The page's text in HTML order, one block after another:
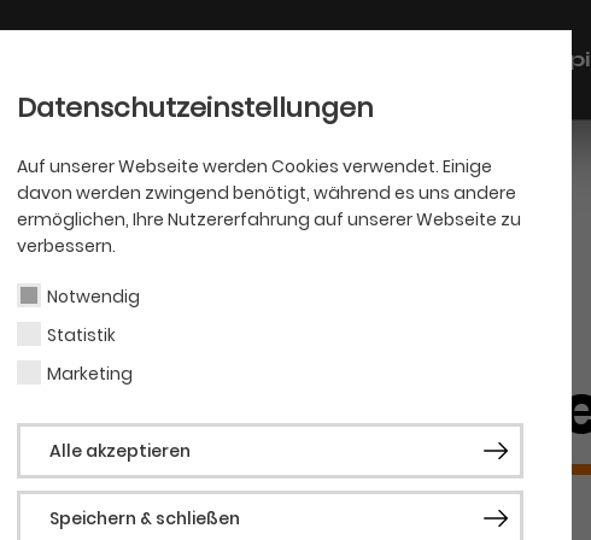
Datenschutzeinstellungen
Auf unserer Webseite werden Cookies verwendet. Einige
davon werden zwingend benötigt, während es uns andere
ermöglichen, Ihre Nutzererfahrung auf unserer Webseite zu
verbessern.
Notwendig
Statistik
Marketing
Alle akzeptieren
Speichern & schließen